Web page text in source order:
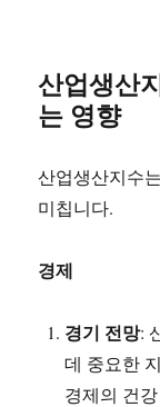
산업생산
는 영향
산업생산지수
미칩니다.
경제
경기 전망:
데 중요한
경제의 건